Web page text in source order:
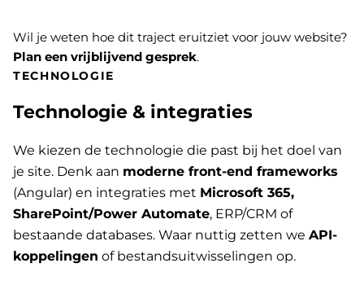
Wil je weten hoe dit traject eruitziet voor jouw website?
Plan een vrijblijvend gesprek.
TECHNOLOGIE
Technologie & integraties
We kiezen de technologie die past bij het doel van
je site. Denk aan moderne front-end frameworks
(Angular) en integraties met Microsoft 365,
SharePoint/Power Automate, ERP/CRM of
bestaande databases. Waar nuttig zetten we API-
koppelingen of bestandsuitwisselingen op.